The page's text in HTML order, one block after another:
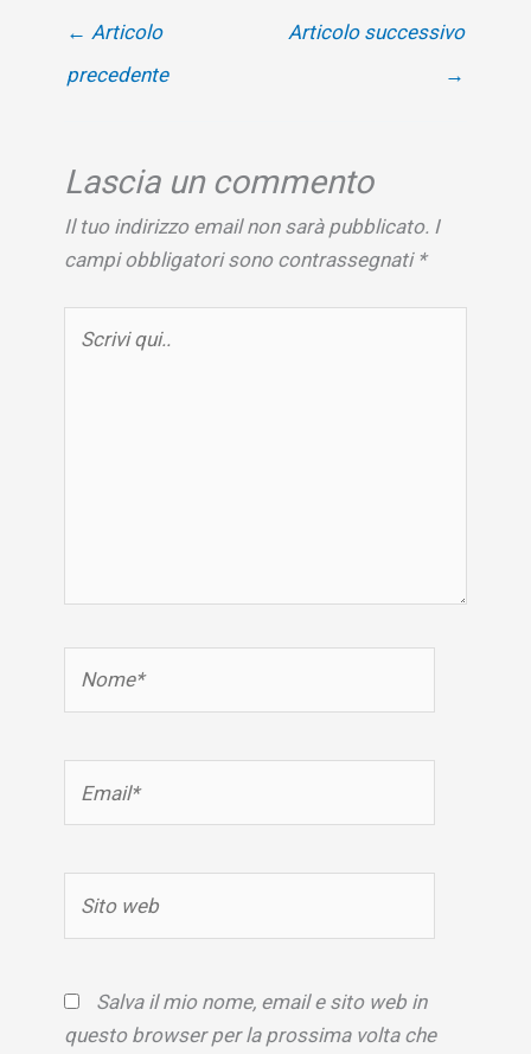
← Articolo
precedente
Articolo successivo
→
Lascia un commento
Il tuo indirizzo email non sarà pubblicato. I
campi obbligatori sono contrassegnati *
Salva il mio nome, email e sito web in
questo browser per la prossima volta che